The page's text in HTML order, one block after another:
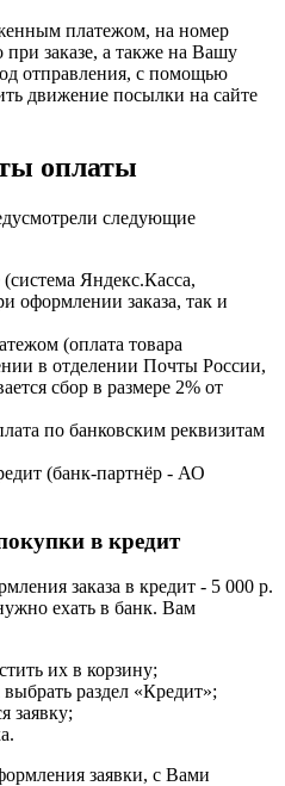
платежом, на номер
заказе, а также на Вашу
отправления, с помощью
движение посылки на сайте
оплаты
следующие
Яндекс.Касса,
оформлении заказа, так и
(оплата товара
в отделении Почты России,
сбор в размере 2% от
по банковским реквизитам
(банк-партнёр - АО
в кредит
заказа в кредит - 5 000 р.
ехать в банк. Вам
их в корзину;
раздел «Кредит»;
заявку;
заявки, с Вами